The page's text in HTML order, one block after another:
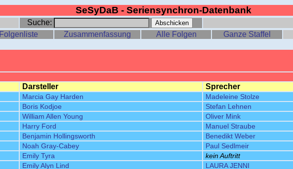
SeSyDaB - Seriensynchron-Datenbank
Suche:
Folgenliste Zusammenfassung Alle Folgen Ganze Staffel
Darsteller Sprecher
Marcia Gay Harden
Madeleine Stolze
Boris Kodjoe
Stefan Lehnen
William Allen Young
Oliver Mink
Harry Ford
Manuel Straube
Benjamin Hollingsworth
Benedikt Weber
Noah Gray-Cabey
Paul Sedlmeir
Emily Tyra
kein Auftritt
Emily Alyn Lind
LAURA JENNI